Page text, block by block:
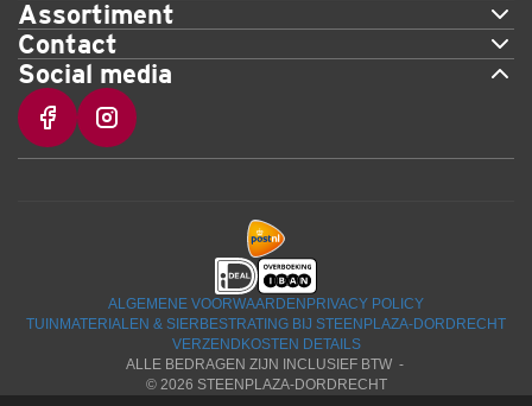
Assortiment
Contact
Social media
ALGEMENE VOORWAARDEN PRIVACY POLICY
TUINMATERIALEN & SIERBESTRATING BIJ STEENPLAZA-DORDRECHT
VERZENDKOSTEN DETAILS
ALLE BEDRAGEN ZIJN INCLUSIEF BTW -
© 2026 STEENPLAZA-DORDRECHT